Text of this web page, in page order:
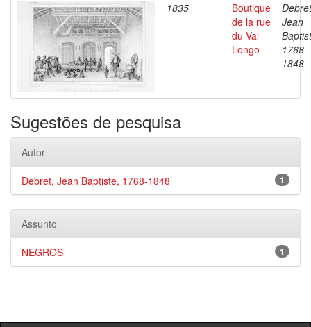
1835
Boutique
de la rue
du Val-
Longo
Jean
1768-
1848
Sugestões de pesquisa
Autor
1
Debret, Jean Baptiste, 1768-1848
Assunto
1
NEGROS